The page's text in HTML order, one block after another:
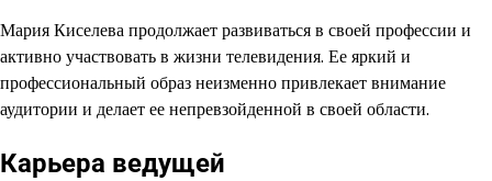
Мария Киселева продолжает развиваться в своей профессии и
активно участвовать в жизни телевидения. Ее яркий и
профессиональный образ неизменно привлекает внимание
аудитории и делает ее непревзойденной в своей области.
Карьера ведущей